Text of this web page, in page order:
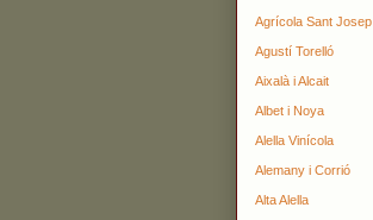
Agrícola Sant Josep
Agustí Torelló
Aixalà i Alcait
Albet i Noya
Alella Vinícola
Alemany i Corrió
Alta Alella